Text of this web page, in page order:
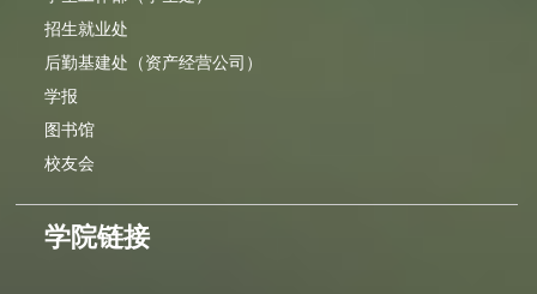
招生就业处
后勤基建处（资产经营公司）
学报
图书馆
校友会
学院链接